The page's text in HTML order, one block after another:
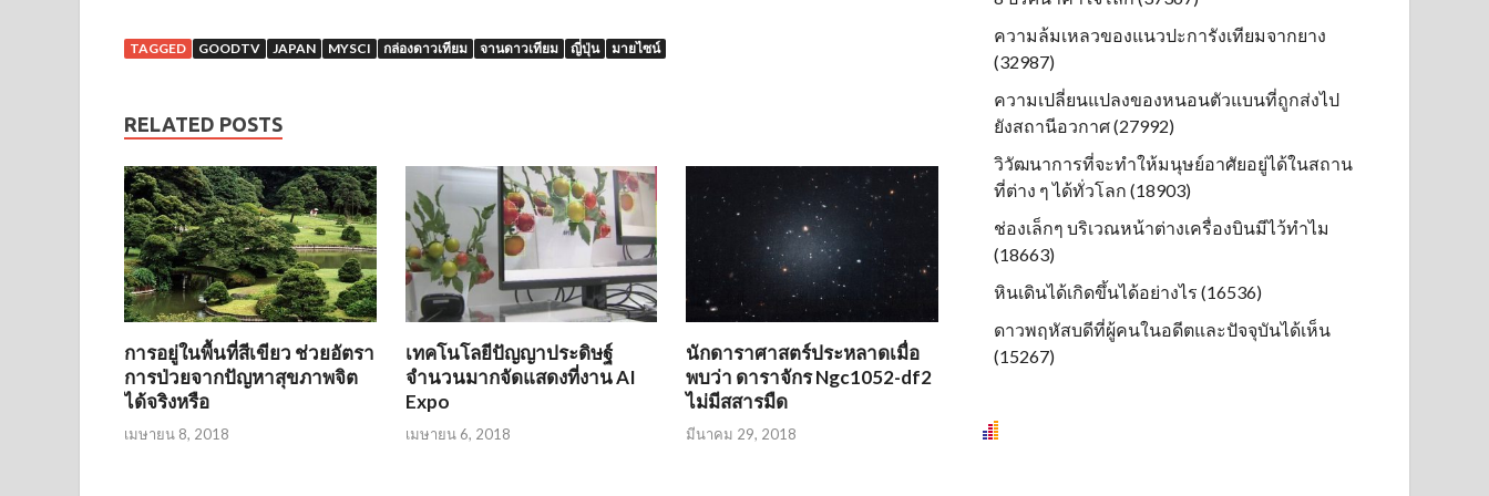
TAGGED GOODTV JAPAN MYSCI กล่องดาวเทียม จานดาวเทียม ญี่ปุ่น มายไซน์
RELATED POSTS
การอยู่ในพื้นที่สีเขียว ช่วยอัตรา
การป่วยจากปัญหาสุขภาพจิต
ได้จริงหรือ
เมษายน 8, 2018
เทคโนโลยีปัญญาประดิษฐ์
จำนวนมากจัดแสดงที่งาน AI
Expo
เมษายน 6, 2018
นักดาราศาสตร์ประหลาดเมื่อ
พบว่า ดาราจักร Ngc1052-df2
ไม่มีสสารมืด
มีนาคม 29, 2018
ความล้มเหลวของแนวปะการังเทียมจากยาง
(32987)
ความเปลี่ยนแปลงของหนอนตัวแบนที่ถูกส่งไป
ยังสถานีอวกาศ (27992)
วิวัฒนาการที่จะทำให้มนุษย์อาศัยอยู่ได้ในสถาน
ที่ต่าง ๆ ได้ทั่วโลก (18903)
ช่องเล็กๆ บริเวณหน้าต่างเครื่องบินมีไว้ทำไม
(18663)
หินเดินได้เกิดขึ้นได้อย่างไร (16536)
ดาวพฤหัสบดีที่ผู้คนในอดีตและปัจจุบันได้เห็น
(15267)